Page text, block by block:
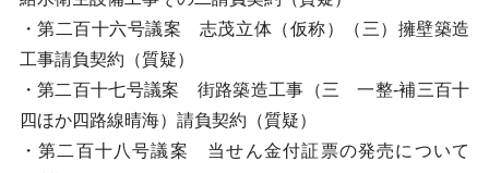
・第二百十六号議案 志茂立体（仮称）（三）擁壁築造
工事請負契約（質疑）
・第二百十七号議案 街路築造工事（三 一整-補三百十
四ほか四路線晴海）請負契約（質疑）
・第二百十八号議案 当せん金付証票の発売について